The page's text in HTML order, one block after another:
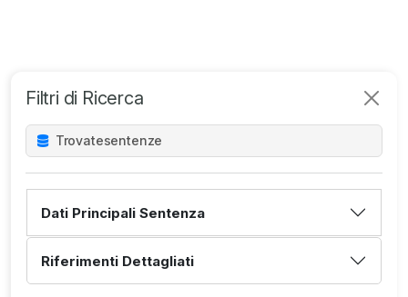
Filtri di Ricerca
Trovatesentenze
Dati Principali Sentenza
Riferimenti Dettagliati